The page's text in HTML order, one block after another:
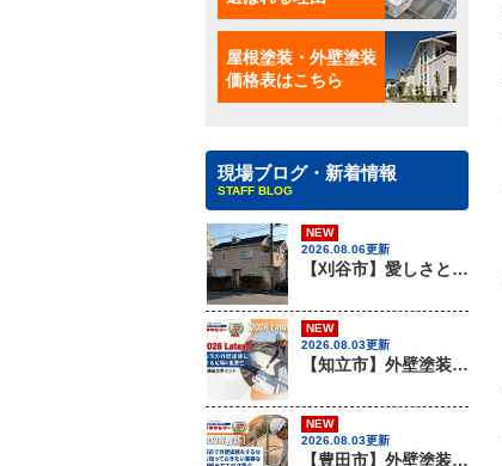
屋根塗装・外壁塗装
価格表はこちら
現場ブログ・新着情報
STAFF BLOG
NEW
2026.08.06更新
【刈谷市】愛しさと、ニチハのパミールと、心強さと・・・、屋根材のカバー工法はアイチケンソーへ！！
NEW
2026.08.03更新
【知立市】外壁塗装を行う際に知っておきたい足場組みの重要性『無機塗料専門店の愛知建装』
NEW
2026.08.03更新
【豊田市】外壁塗装を行う際に知っておきたい足場組み立ての注意事項『無機塗料専門店の愛知建装』